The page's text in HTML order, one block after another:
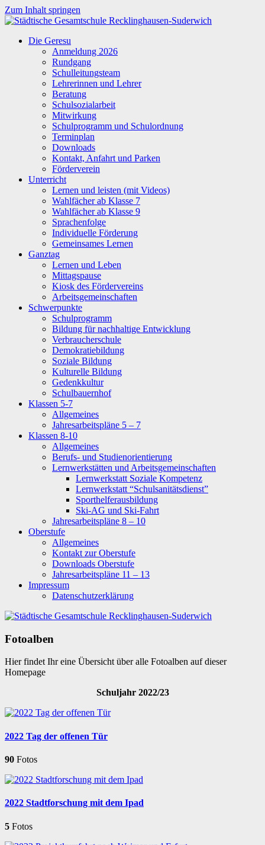
Zum Inhalt springen
Städtische
Gesamtschule
Recklinghausen-
Suderwich
Die Geresu
Anmeldung 2026
Rundgang
Schulleitungsteam
Lehrerinnen und Lehrer
Beratung
Schulsozialarbeit
Mitwirkung
Schulprogramm und Schulordnung
Terminplan
Downloads
Kontakt, Anfahrt und Parken
Förderverein
Unterricht
Lernen und leisten (mit Videos)
Wahlfächer ab Klasse 7
Wahlfächer ab Klasse 9
Sprachenfolge
Individuelle Förderung
Gemeinsames Lernen
Ganztag
Lernen und Leben
Mittagspause
Kiosk des Fördervereins
Arbeitsgemeinschaften
Schwerpunkte
Schulprogramm
Bildung für nachhaltige Entwicklung
Verbraucherschule
Demokratiebildung
Soziale Bildung
Kulturelle Bildung
Gedenkkultur
Schulbauernhof
Klassen 5-7
Allgemeines
Jahresarbeitspläne 5 – 7
Klassen 8-10
Allgemeines
Berufs- und Studienorientierung
Lernwerkstätten und Arbeitsgemeinschaften
Lernwerkstatt Soziale Kompetenz
Lernwerkstatt “Schulsanitätsdienst”
Sporthelferausbildung
Ski-AG und Ski-Fahrt
Jahresarbeitspläne 8 – 10
Oberstufe
Allgemeines
Kontakt zur Oberstufe
Downloads Oberstufe
Jahresarbeitspläne 11 – 13
Impressum
Datenschutzerklärung
Fotoalben
Hier findet Ihr eine Übersicht über alle Fotoalben auf dieser
Homepage
Schuljahr 2022/23
2022 Tag der offenen Tür
90 Fotos
2022 Stadtforschung mit dem Ipad
5 Fotos